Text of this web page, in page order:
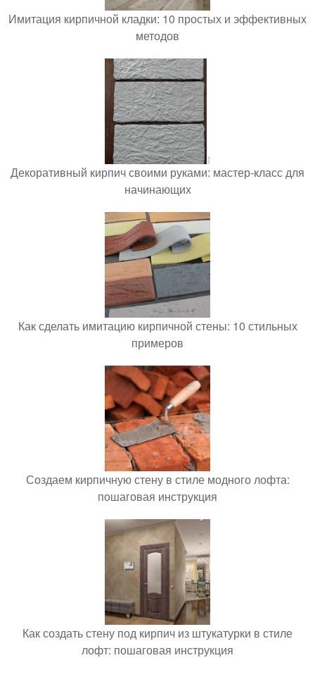
Имитация кирпичной кладки: 10 простых и эффективных
методов
Декоративный кирпич своими руками: мастер-класс для
начинающих
Как сделать имитацию кирпичной стены: 10 стильных
примеров
Создаем кирпичную стену в стиле модного лофта:
пошаговая инструкция
Как создать стену под кирпич из штукатурки в стиле
лофт: пошаговая инструкция